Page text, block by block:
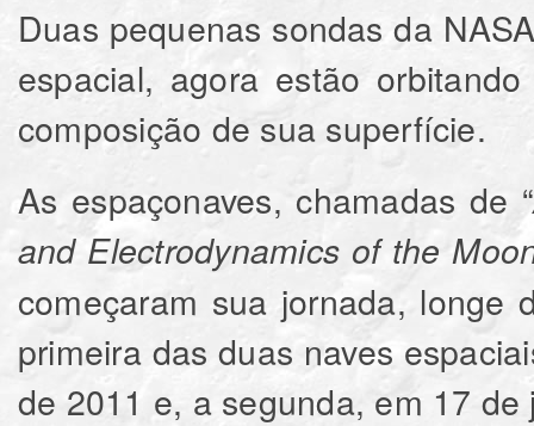
Duas pequenas sondas da
espacial, agora estão
composição de sua superfície.
As espaçonaves, chamadas de “
and Electrodynamics of the
começaram sua jornada, longe
primeira das duas naves
de 2011 e, a segunda, em 17